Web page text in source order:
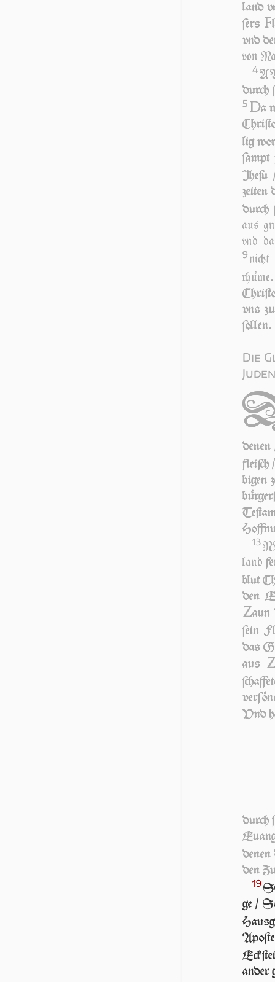
land
ſers F
vnd
von
4
durch
5 Da
lig
zeiten
durch
aus
vnd
9
rhüme.
vns
ſollen.
Die
denen
fleiſch
bi­gen
13
land
blut
den
Zaun
ſein
das
aus
Vnd
durch
den
19
ge /
an­der